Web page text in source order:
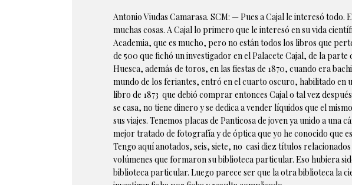
Antonio Viudas Camarasa. SCM: — Pues a Cajal le interesó
muchas cosas. A Cajal lo primero que le interesó en su vida
Academia, que es mucho, pero no están todos los libros que
de 500 que fichó un investigador en el Palacete Cajal, de la
Huesca, además de toros, en las fiestas de 1870, cuando era
mundo de los feriantes, entró en el cuarto oscuro, habilitado
libro de 1873 que debió comprar entonces Cajal o tal vez
se casa, no tiene dinero y se dedica a vender líquidos que el
sus viajes. Tenemos placas de Panticosa de joven ya unido a
mejor tratado de fotografía y de óptica que yo he conocido que
Tengo aquí anotados, seis, siete, no casi diez títulos
volúmenes que formaron su biblioteca particular. Eso hubiera
biblioteca particular. Luego parece ser que la otra biblioteca la